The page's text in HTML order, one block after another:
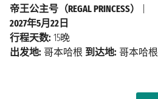
帝王公主号（REGAL PRINCESS）
2027年5月22日
行程天数: 15晚
出发地: 哥本哈根 到达地: 哥本哈根